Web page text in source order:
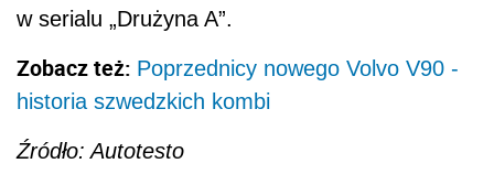
w serialu „Drużyna A”.
Zobacz też: Poprzednicy nowego Volvo V90 -
historia szwedzkich kombi
Źródło: Autotesto